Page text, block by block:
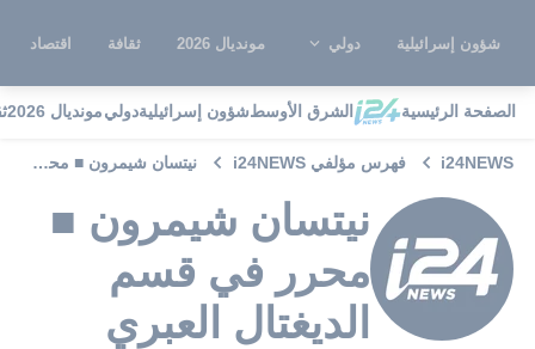
شؤون إسرائيلية دولي مونديال 2026 ثقافة اقتصاد
الصفحة الرئيسية الشرق الأوسطشؤون إسرائيليةدوليمونديال 2026
i24NEWS فهرس مؤلفي i24NEWS نيتسان شيمرون ■ محرر في قسم الديغتال العبري
نيتسان شيمرون ■
محرر في قسم
الديغتال العبري